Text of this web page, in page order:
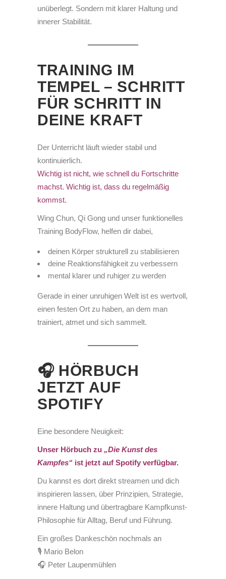
unüberlegt. Sondern mit klarer Haltung und
innerer Stabilität.
TRAINING IM
TEMPEL – SCHRITT
FÜR SCHRITT IN
DEINE KRAFT
Der Unterricht läuft wieder stabil und
kontinuierlich.
Wichtig ist nicht, wie schnell du Fortschritte
machst. Wichtig ist, dass du regelmäßig
kommst.
Wing Chun, Qi Gong und unser funktionelles
Training BodyFlow, helfen dir dabei,
deinen Körper strukturell zu stabilisieren
deine Reaktionsfähigkeit zu verbessern
mental klarer und ruhiger zu werden
Gerade in einer unruhigen Welt ist es wertvoll,
einen festen Ort zu haben, an dem man
trainiert, atmet und sich sammelt.
🎧 HÖRBUCH
JETZT AUF
SPOTIFY
Eine besondere Neuigkeit:
Unser Hörbuch zu „Die Kunst des
Kampfes“ ist jetzt auf Spotify verfügbar.
Du kannst es dort direkt streamen und dich
inspirieren lassen, über Prinzipien, Strategie,
innere Haltung und übertragbare Kampfkunst-
Philosophie für Alltag, Beruf und Führung.
Ein großes Dankeschön nochmals an
🎙️ Mario Belon
🎧 Peter Laupenmühlen